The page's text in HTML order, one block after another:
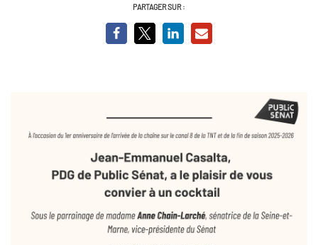
PARTAGER SUR :